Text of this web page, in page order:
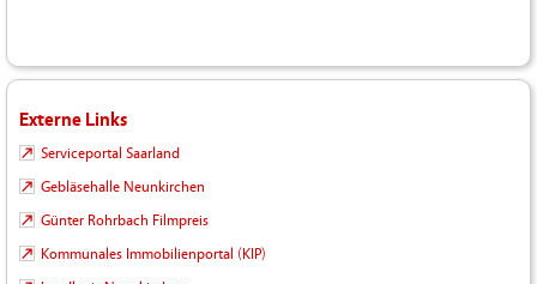
Externe Links
Serviceportal Saarland
Gebläsehalle Neunkirchen
Günter Rohrbach Filmpreis
Kommunales Immobilienportal (KIP)